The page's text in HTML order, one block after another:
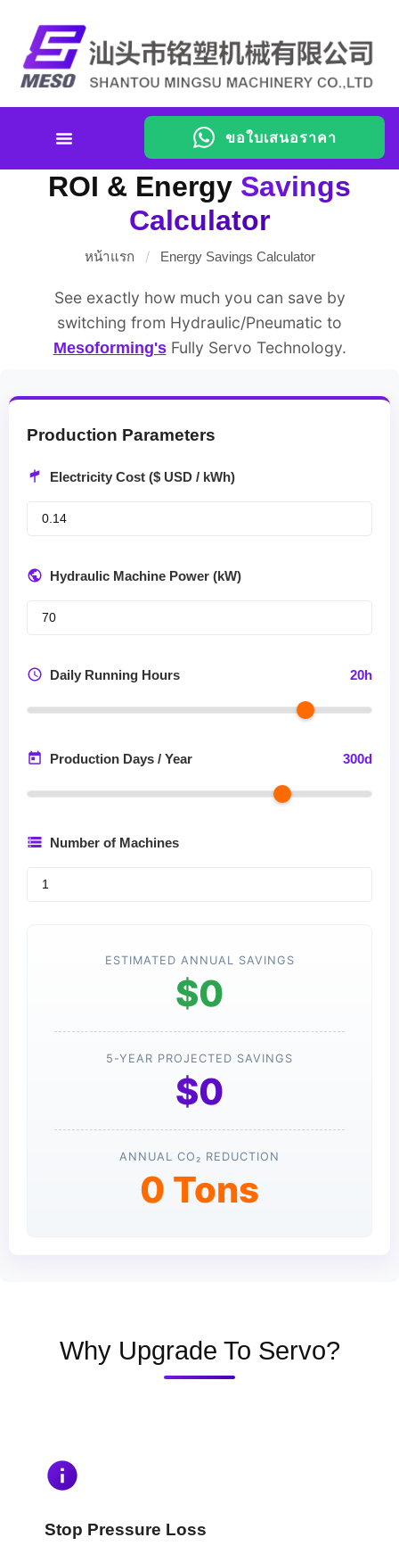
ขอใบเสนอราคา
Energy Savings Calculator
ROI & Energy Savings
Calculator
หน้าแรก / Energy Savings Calculator
See exactly how much you can save by
switching from Hydraulic/Pneumatic to
Mesoforming'sFully Servo Technology.
Production Parameters
Electricity Cost ($ USD / kWh)
Hydraulic Machine Power (kW)
Daily Running Hours 20h
Production Days / Year 300d
Number of Machines
ESTIMATED ANNUAL SAVINGS
$0
5-YEAR PROJECTED SAVINGS
$0
ANNUAL CO₂ REDUCTION
0 Tons
Why Upgrade To Servo?
Stop Pressure Loss